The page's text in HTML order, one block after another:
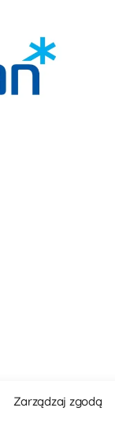
Zarządzaj zgodą